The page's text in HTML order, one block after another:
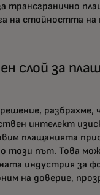
трансгранично
на стойността на
слой за
разбрахме,
интелект
плащанията
този път. Това
индустрия за
на доверие,